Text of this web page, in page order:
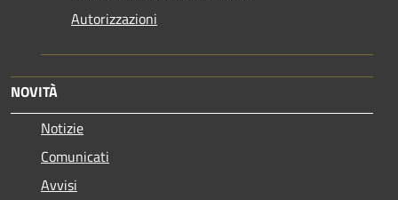
Autorizzazioni
NOVITÀ
Notizie
Comunicati
Avvisi